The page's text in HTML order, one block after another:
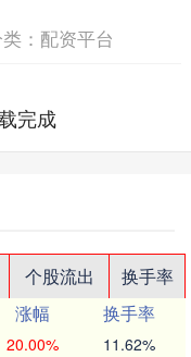
交....
： 配资平台
完成
个股流出
换手率
涨幅
换手率
20.00% 11.62%